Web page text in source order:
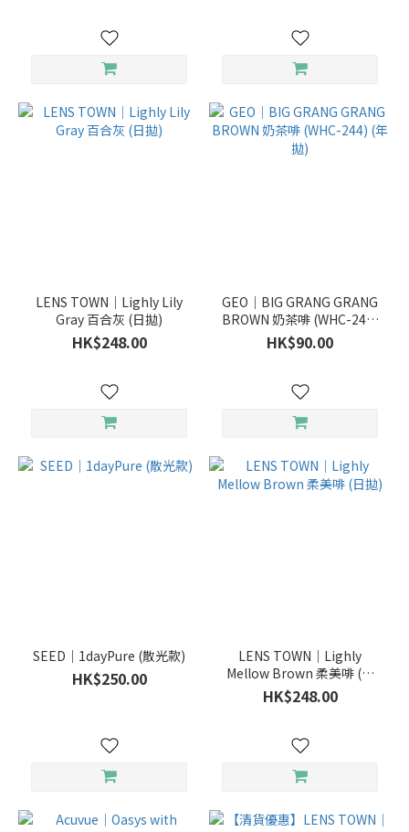
LENS TOWN｜Lighly Lily
Gray 百合灰 (日拋)
HK$248.00
GEO｜BIG GRANG GRANG
BROWN 奶茶啡 (WHC-244)
(年拋)
HK$90.00
SEED｜1dayPure (散光款)
HK$250.00
LENS TOWN｜Lighly
Mellow Brown 柔美啡 (日
拋)
HK$248.00